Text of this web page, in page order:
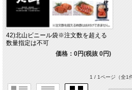
42)北山ビニール袋※注文数を超える
数量指定は不可
価格：0円(税抜 0円)
1 / 1ページ（全1